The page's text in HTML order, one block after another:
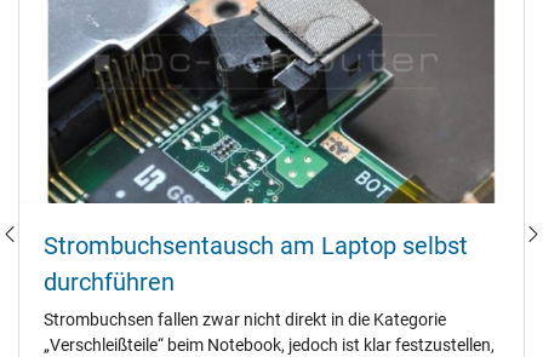
Strombuchsentausch am Laptop selbst
durchführen
Strombuchsen fallen zwar nicht direkt in die Kategorie
„Verschleißteile“ beim Notebook, jedoch ist klar festzustellen,